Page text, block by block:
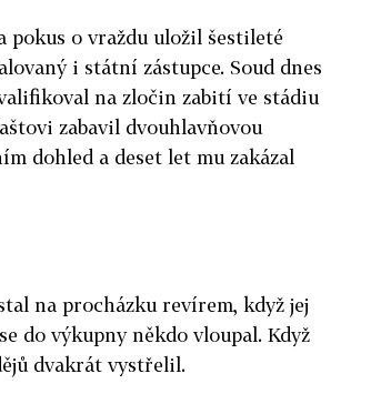
pokus o vraždu uložil šestileté
i státní zástupce. Soud dnes
na zločin zabití ve stádiu
zabavil dvouhlavňovou
dohled a deset let mu zakázal
na procházku revírem, když jej
do výkupny někdo vloupal. Když
dvakrát vystřelil.